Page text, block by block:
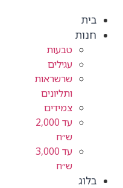
בית
חנות
טבעות
עגילים
שרשראות
ותליונים
צמידים
עד 2,000
ש״ח
עד 3,000
ש״ח
בלוג